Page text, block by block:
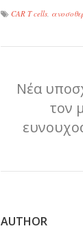
CAR T cells,
Νέα
τον
AUTHOR